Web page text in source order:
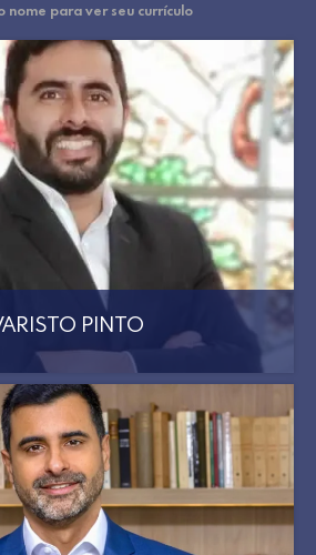
nome para ver seu currículo
PINTO